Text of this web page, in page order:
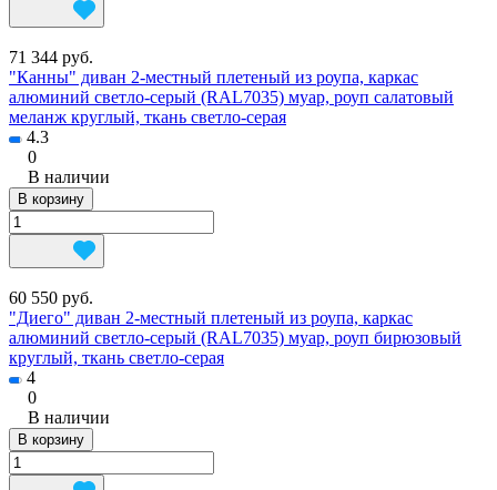
71 344 руб.
"Канны" диван 2-местный плетеный из роупа, каркас
алюминий светло-серый (RAL7035) муар, роуп салатовый
меланж круглый, ткань светло-серая
4.3
0
В наличии
В корзину
60 550 руб.
"Диего" диван 2-местный плетеный из роупа, каркас
алюминий светло-серый (RAL7035) муар, роуп бирюзовый
круглый, ткань светло-серая
4
0
В наличии
В корзину